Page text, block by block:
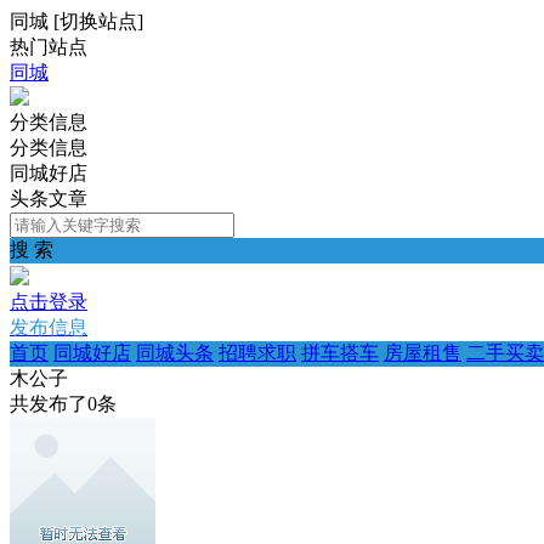
同城 [切换站点]
热门站点
同城
分类信息
分类信息
同城好店
头条文章
搜 索
点击登录
发布信息
首页 同城好店 同城头条 招聘求职 拼车搭车 房屋租售 二手买卖
木公子
共发布了0条